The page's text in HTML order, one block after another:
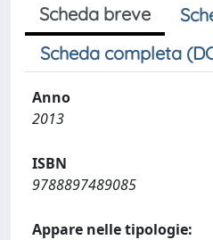
Scheda breve
Scheda completa
Anno
2013
ISBN
9788897489085
Appare nelle tipologie: